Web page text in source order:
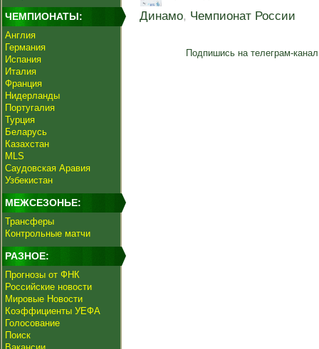
ЧЕМПИОНАТЫ:
Англия
Германия
Испания
Италия
Франция
Нидерланды
Португалия
Турция
Беларусь
Казахстан
MLS
Саудовская Аравия
Узбекистан
МЕЖСЕЗОНЬЕ:
Трансферы
Контрольные матчи
РАЗНОЕ:
Прогнозы от ФНК
Российские новости
Мировые Новости
Коэффициенты УЕФА
Голосование
Поиск
Динамо, Чемпионат России
Подпишись на телеграм-